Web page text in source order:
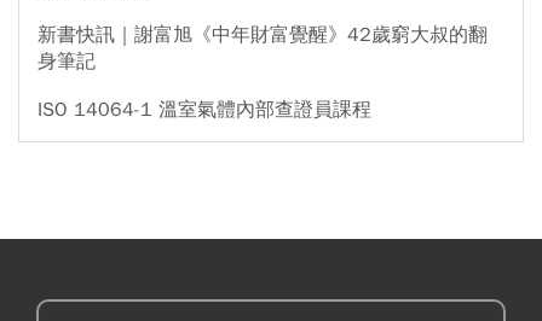
新書快訊｜謝富旭《中年財富覺醒》42歲窮大叔的翻
身筆記
ISO 14064-1 溫室氣體內部查證員課程